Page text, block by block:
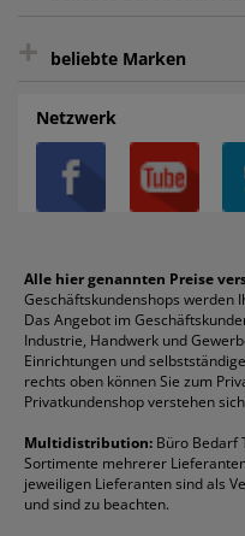
intelligentes
FAQ
AGB
Datenschutz
Privatsphäre-Einstellungen
Über uns
Reklamation / Retouren
Vertrag widerrufen
Rabatte & Aktionen
Aktenvernichter
Batterien
Bleistifte
Blöcke
Boardmarker
Briefumschläge
Druckerpatronen
Etiketten
Fineliner
Folienschreiber
Formulare
Gelschreiber
Geschäftsbücher
Kaffee
+ beliebte Marken
Alco
Avery/Zweckform
Canon
Durable
DYMO
Edding
Esselte
Faber-Castell
Fellowes
Franken
Fripa
Netzwerk
Alle hier genannten Preise
Geschäftskundenshops werden
Das Angebot im
Industrie, Handwerk und
Einrichtungen und
rechts oben können Sie zum
Privatkundenshop verstehen
Multidistribution: Büro Bedarf
Sortimente mehrerer
jeweiligen Lieferanten sind als
und sind zu beachten.